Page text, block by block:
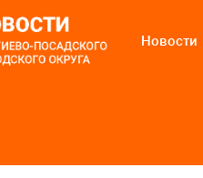
Новости